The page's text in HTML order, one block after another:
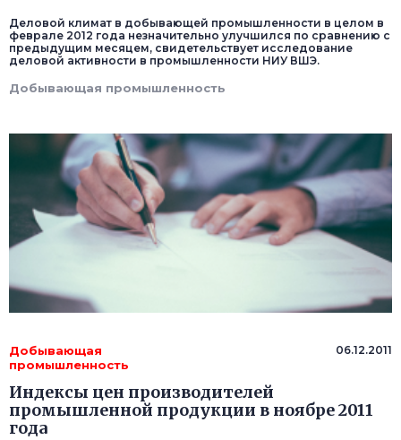
Деловой климат в добывающей промышленности в целом в
феврале 2012 года незначительно улучшился по сравнению с
предыдущим месяцем, свидетельствует исследование
деловой активности в промышленности НИУ ВШЭ.
Добывающая промышленность
Добывающая
промышленность
06.12.2011
Индексы цен производителей
промышленной продукции в ноябре 2011
года